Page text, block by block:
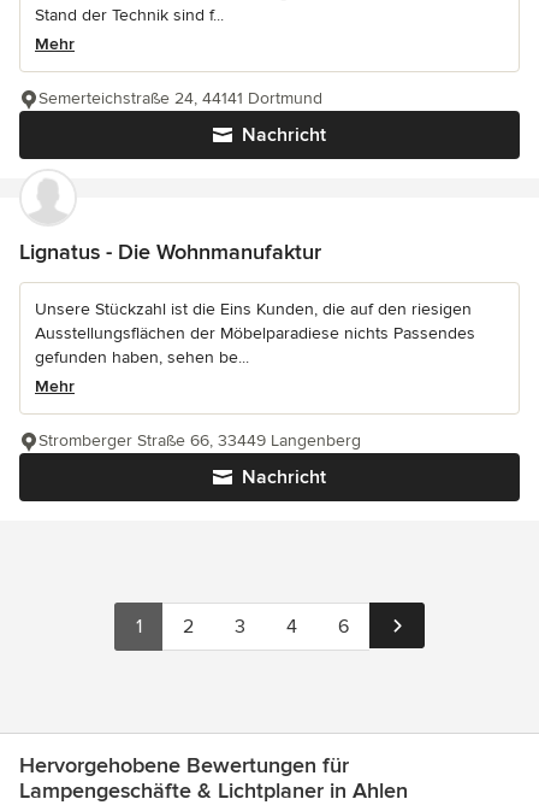
Stand der Technik sind f...
Mehr
Nachricht
Semerteichstraße 24, 44141 Dortmund
Lignatus - Die Wohnmanufaktur
Unsere Stückzahl ist die Eins Kunden, die auf den riesigen
Ausstellungsflächen der Möbelparadiese nichts Passendes
gefunden haben, sehen be...
Mehr
Nachricht
Stromberger Straße 66, 33449 Langenberg
1 2 3 4 6
Hervorgehobene Bewertungen für
Lampengeschäfte & Lichtplaner in Ahlen